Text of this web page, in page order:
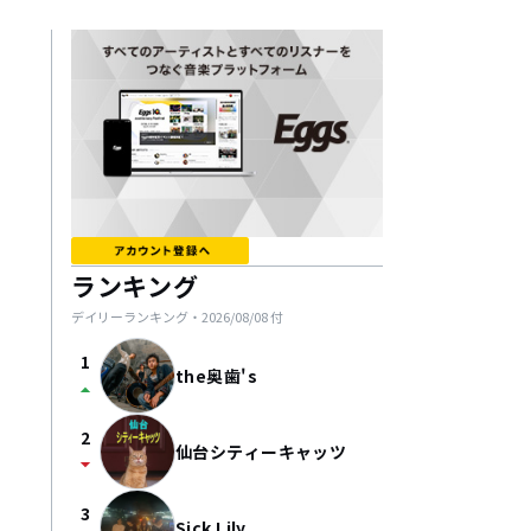
ランキング
デイリーランキング・ 2026/08/08付
1
arrow_drop_up the奥歯's
2
arrow_drop_down 仙台シティーキャッツ
3